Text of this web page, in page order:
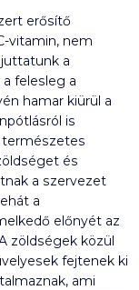
erősítő
vitamin, nem
a
felesleg a
hamar kiürül a
is
természetes
és
a szervezet
a
előnyét az
zöldségek közül
fejtenek ki
ami